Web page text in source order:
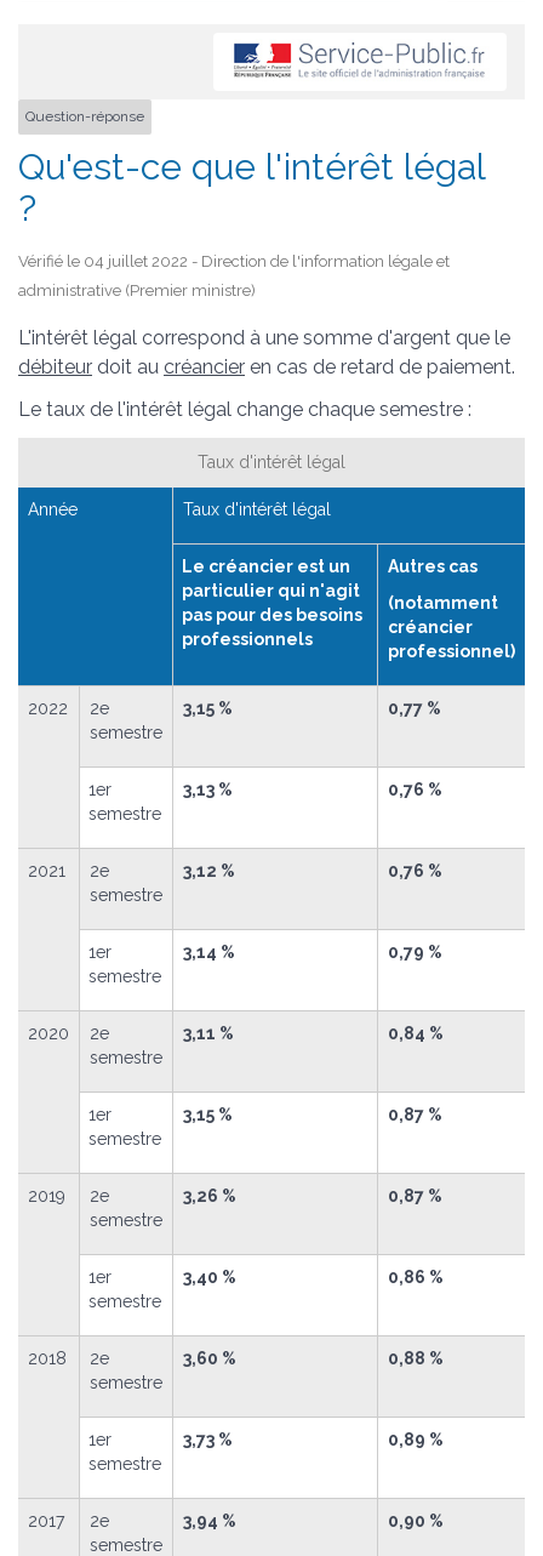
Question-réponse
Qu'est-ce que l'intérêt légal
?
Vérifié le 04 juillet 2022 - Direction de l'information légale et
administrative (Premier ministre)
L'intérêt légal correspond à une somme d'argent que le
débiteur doit au créancier en cas de retard de paiement.
Le taux de l'intérêt légal change chaque semestre :
Taux d'intérêt légal
Année Taux d'intérêt légal
Le créancier est un
particulier qui n'agit
pas pour des besoins
professionnels
Autres cas
(notamment
créancier
professionnel)
2022 2e
semestre
3,15 % 0,77 %
1er
semestre
3,13 % 0,76 %
2021 2e
semestre
3,12 % 0,76 %
1er
semestre
3,14 % 0,79 %
2020 2e
semestre
3,11 % 0,84 %
1er
semestre
3,15 % 0,87 %
2019 2e
semestre
3,26 % 0,87 %
1er
semestre
3,40 % 0,86 %
2018 2e
semestre
3,60 % 0,88 %
1er
semestre
3,73 % 0,89 %
2017 2e
semestre
3,94 % 0,90 %